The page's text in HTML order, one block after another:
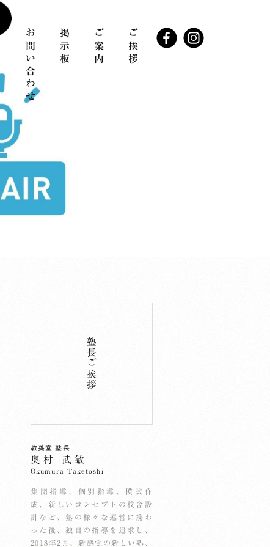
ご挨拶
ご案内
掲示板
お問い合わせ
塾長ご挨拶
教養堂 塾長
奥村 武敏
Okumura Taketoshi
集団指導、個別指導、模試作
成、新しいコンセプトの校舎設
計など、塾の様々な運営に携わ
った後、独自の指導を追求し、
2018年2月、新感覚の新しい塾、